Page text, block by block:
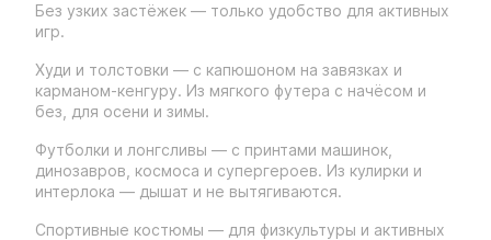
Без узких застёжек — только удобство для активных
игр.
Худи и толстовки — с капюшоном на завязках и
карманом-кенгуру. Из мягкого футера с начёсом и
без, для осени и зимы.
Футболки и лонгсливы — с принтами машинок,
динозавров, космоса и супергероев. Из кулирки и
интерлока — дышат и не вытягиваются.
Спортивные костюмы — для физкультуры и активных